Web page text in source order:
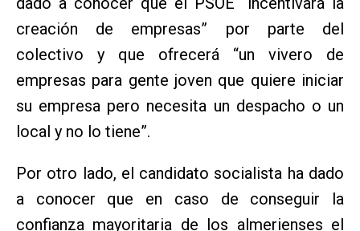
creación de empresas” por parte del
colectivo y que ofrecerá “un vivero de
empresas para gente joven que quiere iniciar
su empresa pero necesita un despacho o un
local y no lo tiene”.
Por otro lado, el candidato socialista ha dado
a conocer que en caso de conseguir la
confianza mayoritaria de los almerienses el